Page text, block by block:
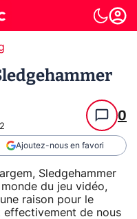
0
Ajoutez-nous en favori
Sledgehammer
du jeu vidéo,
raison pour le
effectivement de nous